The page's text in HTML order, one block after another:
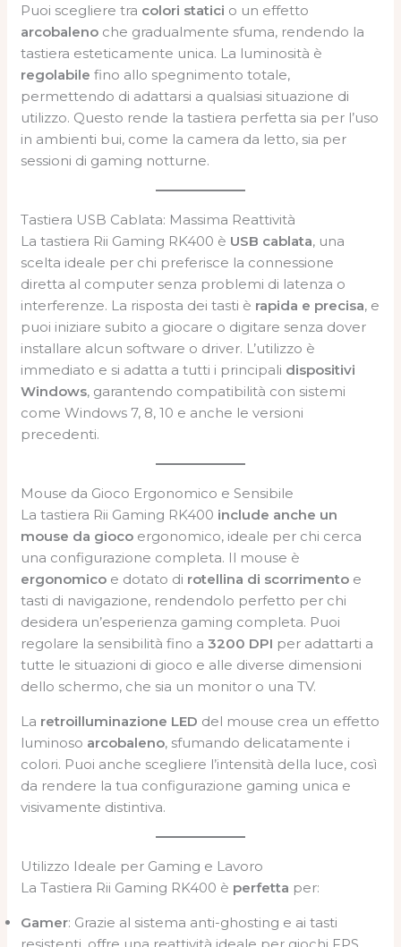
Puoi scegliere tra colori statici o un effetto
arcobaleno che gradualmente sfuma, rendendo la
tastiera esteticamente unica. La luminosità è
regolabile fino allo spegnimento totale,
permettendo di adattarsi a qualsiasi situazione di
utilizzo. Questo rende la tastiera perfetta sia per l’uso
in ambienti bui, come la camera da letto, sia per
sessioni di gaming notturne.
Tastiera USB Cablata: Massima Reattività
La tastiera Rii Gaming RK400 è USB cablata, una
scelta ideale per chi preferisce la connessione
diretta al computer senza problemi di latenza o
interferenze. La risposta dei tasti è rapida e precisa, e
puoi iniziare subito a giocare o digitare senza dover
installare alcun software o driver. L’utilizzo è
immediato e si adatta a tutti i principali dispositivi
Windows, garantendo compatibilità con sistemi
come Windows 7, 8, 10 e anche le versioni
precedenti.
Mouse da Gioco Ergonomico e Sensibile
La tastiera Rii Gaming RK400 include anche un
mouse da gioco ergonomico, ideale per chi cerca
una configurazione completa. Il mouse è
ergonomico e dotato di rotellina di scorrimento e
tasti di navigazione, rendendolo perfetto per chi
desidera un’esperienza gaming completa. Puoi
regolare la sensibilità fino a3200 DPI per adattarti a
tutte le situazioni di gioco e alle diverse dimensioni
dello schermo, che sia un monitor o una TV.
La retroilluminazione LED del mouse crea un effetto
luminoso arcobaleno, sfumando delicatamente i
colori. Puoi anche scegliere l’intensità della luce, così
da rendere la tua configurazione gaming unica e
visivamente distintiva.
Utilizzo Ideale per Gaming e Lavoro
La Tastiera Rii Gaming RK400 è perfetta per:
Gamer: Grazie al sistema anti-ghosting e ai tasti
resistenti, offre una reattività ideale per giochi FPS,